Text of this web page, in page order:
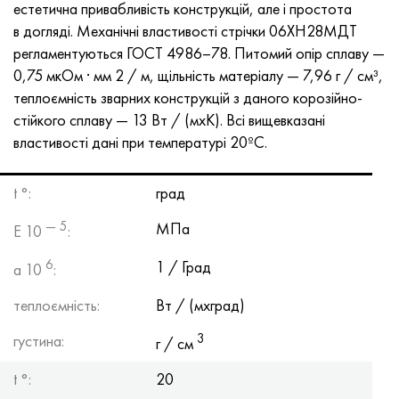
естетична привабливість конструкцій, але і простота
в догляді. Механічні властивості стрічки 06ХН28МДТ
регламентуються ГОСТ 4986–78. Питомий опір сплаву —
0,75 мкОм · мм 2 / м, щільність матеріалу — 7,96 г / см³,
теплоємність зварних конструкцій з даного корозійно-
стійкого сплаву — 13 Вт / (мxК). Всі вищевказані
властивості дані при температурі 20ºС.
t °:
град
E 10 — 5:
МПа
a 10 6:
1 / Град
теплоємність:
Вт / (мxград)
густина:
г / см 3
t °:
20
Нимоник 90
Нимоник 263
Haynes 25
Хайнс 188
Haynes 230
Хастеллой b2
Хастеллой b3
Труба прецизійна
Лист, круг, дріт Н70МФВ
AM-350 - ams 5548
AM-355 - ams 5547
Сustom 450® - uns S45000
Greek Ascoloy 418
Труба корозійно-стійка
45Х14Н14В2М
50Х14МФ
65Х13
90Х18МФ
95Х18
ас35г2, 36smnpb14, 1.0765
38х2н2ма, 34CrNiMo6, 40NiCrMo7
40хн2ма, 34CrNiMo4, 36hnm
38ХС, 37hs
38ХА, 37Cr4, aisi 5135
38ХН3МФА, 35nicrmov12-5
40Г, 40Mn4, aisi 1035
38ХМ, 42CrMo4, aisi 1.7225